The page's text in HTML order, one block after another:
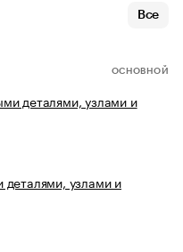
Все
ОСНОВНОЙ
деталями, узлами и
деталями, узлами и